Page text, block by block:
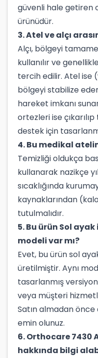
güvenli hale getiren
ürünüdür.
3. Atel ve alçı
Alçı, bölgeyi
kullanılır ve
tercih edilir. Atel ise
bölgeyi stabilize
hareket imkanı
ortezleri ise
destek için
4. Bu medikal
Temizliği oldukça
kullanarak nazikçe
sıcaklığında
kaynaklarından
tutulmalıdır.
5. Bu ürün Sol
modeli var mı?
Evet, bu ürün sol
üretilmiştir. Aynı
tasarlanmış
veya müşteri
Satın almadan
emin olunuz.
6. Orthocare 7430
hakkında bilgi